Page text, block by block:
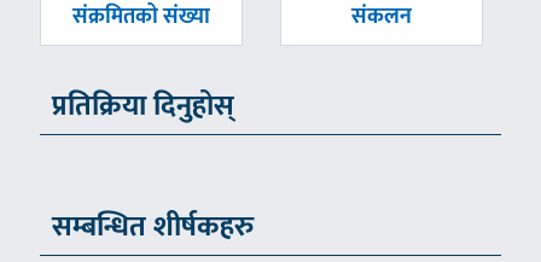
संक्रमितको संख्या
संकलन
प्रतिक्रिया दिनुहोस्
सम्बन्धित शीर्षकहरु